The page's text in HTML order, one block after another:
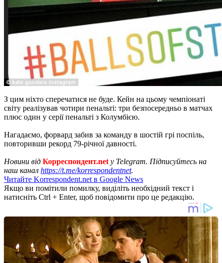
З цим ніхто сперечатися не буде. Кейн на цьому чемпіонаті
світу реалізував чотири пенальті: три безпосередньо в матчах
плюс один у серії пенальті з Колумбією.
Нагадаємо, форвард забив за команду в шостій грі поспіль,
повторивши рекорд 79-річної давності.
Новини від Корреспондент.net у Telegram. Підписуйтесь на
наш канал https://t.me/korrespondentnet.
Читайте Korrespondent.net в Google News
Якщо ви помітили помилку, виділіть необхідний текст і
натисніть Ctrl + Enter, щоб повідомити про це редакцію.